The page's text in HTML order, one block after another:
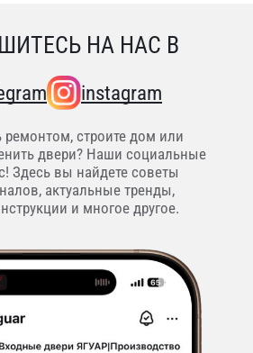
НА НАС В
instagram
ремонтом, строите дом или
двери? Наши социальные
Здесь вы найдете советы
актуальные тренды,
и многое другое.